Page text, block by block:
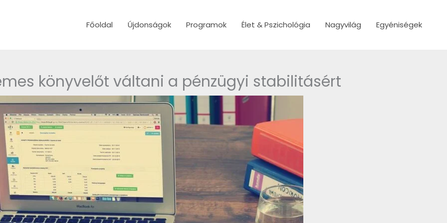
Főoldal Újdonságok Programok Élet & Pszichológia Nagyvilág Egyéniségek
könyvelőt váltani a pénzügyi stabilitásért